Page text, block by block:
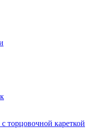
торцовочной кареткой